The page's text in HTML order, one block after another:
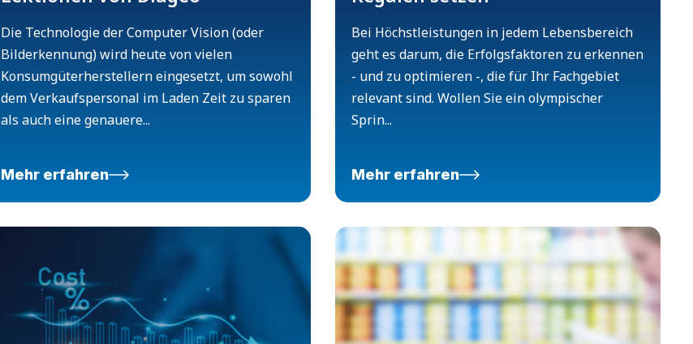
Die Technologie der Computer Vision (oder
Bilderkennung) wird heute von vielen
Konsumgüterherstellern eingesetzt, um sowohl
dem Verkaufspersonal im Laden Zeit zu sparen
als auch eine genauere...
Mehr erfahren
Bei Höchstleistungen in jedem Lebensbereich
geht es darum, die Erfolgsfaktoren zu erkennen
- und zu optimieren -, die für Ihr Fachgebiet
relevant sind. Wollen Sie ein olympischer
Sprin...
Mehr erfahren